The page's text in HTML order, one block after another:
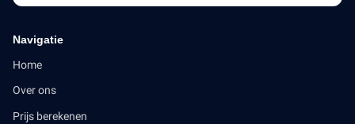
Navigatie
Home
Over ons
Prijs berekenen